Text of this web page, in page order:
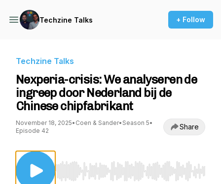
Techzine Talks + Follow
Techzine Talks
Nexperia-crisis: We analyseren de
ingreep door Nederland bij de
Chinese chipfabrikant
November 18, 2025• Coen & Sander• Season 5•
Episode 42
Share
Use Left/Right to seek, Home/End to jump to